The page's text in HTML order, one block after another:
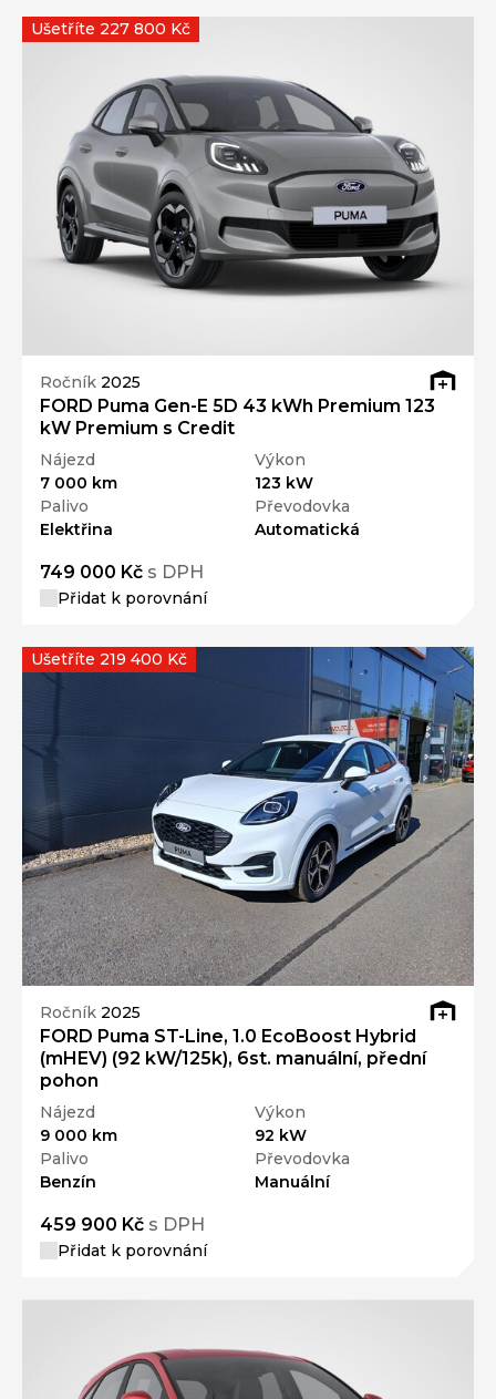
Ročník 2025
FORD Puma Gen-E 5D 43 kWh Premium 123
kW Premium s Credit
Nájezd
7 000 km
Výkon
123 kW
Palivo
Elektřina
Převodovka
Automatická
749 000 Kč s DPH
Přidat k porovnání
Ušetříte 227 800 Kč
Ročník 2025
FORD Puma ST-Line, 1.0 EcoBoost Hybrid
(mHEV) (92 kW/125k), 6st. manuální, přední
pohon
Nájezd
9 000 km
Výkon
92 kW
Palivo
Benzín
Převodovka
Manuální
459 900 Kč s DPH
Přidat k porovnání
Ušetříte 219 400 Kč